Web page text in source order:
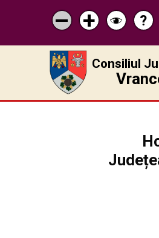
Micșorează
scrisul
Mărește
scrisul
Schimbă
de
?
Consiliul